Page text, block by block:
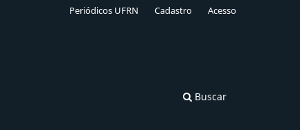
Buscar
Periódicos UFRN Cadastro Acesso